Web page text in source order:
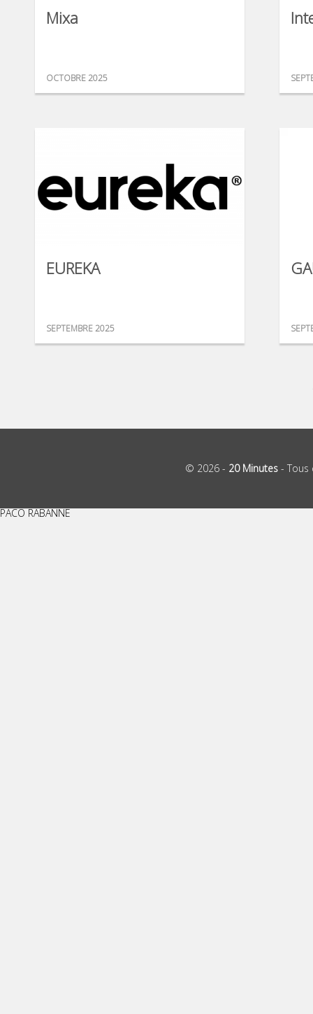
Mixa
OCTOBRE 2025
EUREKA
SEPTEMBRE 2025
© 2026 - 20 Minutes -
PACO RABANNE